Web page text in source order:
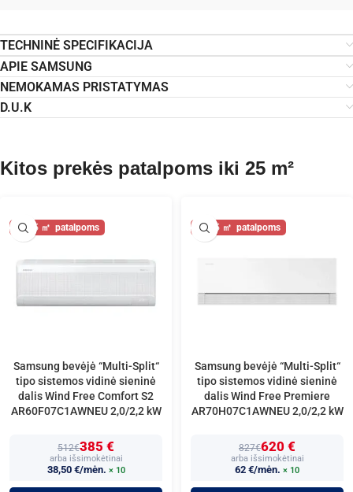
TECHNINĖ SPECIFIKACIJA
APIE SAMSUNG
NEMOKAMAS PRISTATYMAS
D.U.K
Kitos prekės patalpoms iki 25 m²
25
Samsung bevėjė “Multi-Split“
tipo sistemos vidinė sieninė
dalis Wind Free Comfort S2
AR60F07C1AWNEU 2,0/2,2 kW
512€385 €
arba išsimokėtinai
38,50 €/mėn. × 10
25
Samsung bevėjė “Multi-Split“
tipo sistemos vidinė sieninė
dalis Wind Free Premiere
AR70H07C1AWNEU 2,0/2,2 kW
827€620 €
arba išsimokėtinai
62 €/mėn. × 10